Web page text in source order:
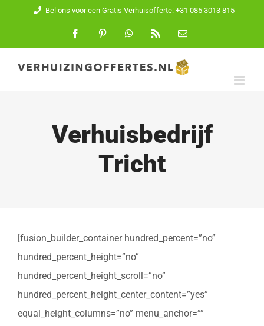
inhoud
Bel ons voor een Gratis Verhuisofferte: +31 085 3013 815
FacebookPinterest WhatsApp
E-
Verhuisbedrijf
Tricht
[fusion_builder_container hundred_percent=”no”
hundred_percent_height=”no”
hundred_percent_height_scroll=”no”
hundred_percent_height_center_content=”yes”
equal_height_columns=”no” menu_anchor=””